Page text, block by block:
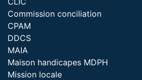
Commission conciliation
CPAM
DDCS
MAIA
Maison handicapes MDPH
Mission locale